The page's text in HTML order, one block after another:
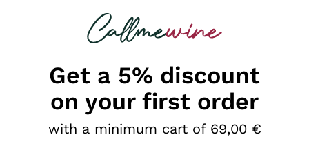
looking for
Get a 5% discount
on your first order
with a minimum cart of 69,00 €